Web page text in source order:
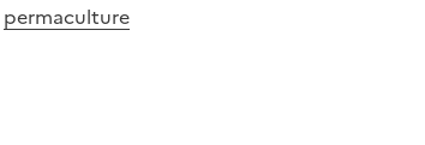
permaculture